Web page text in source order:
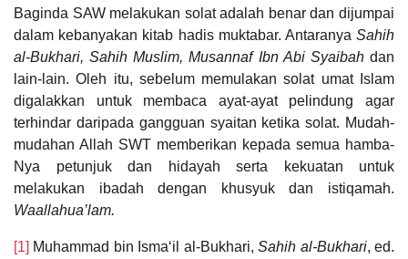
Baginda SAW melakukan solat adalah benar dan dijumpai
dalam kebanyakan kitab hadis muktabar. Antaranya Sahih
al-Bukhari, Sahih Muslim, Musannaf Ibn Abi Syaibah dan
lain-lain. Oleh itu, sebelum memulakan solat umat Islam
digalakkan untuk membaca ayat-ayat pelindung agar
terhindar daripada gangguan syaitan ketika solat. Mudah-
mudahan Allah SWT memberikan kepada semua hamba-
Nya petunjuk dan hidayah serta kekuatan untuk
melakukan ibadah dengan khusyuk dan istiqamah.
Waallahua’lam.
[1] Muhammad bin Ismaʻil al-Bukhari,Sahih al-Bukhari, ed.